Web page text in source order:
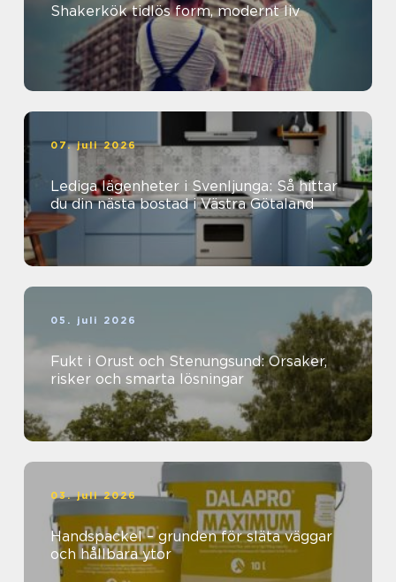
Shakerkök tidlös form, modernt liv
07. juli 2026
Lediga lägenheter i Svenljunga: Så hittar
du din nästa bostad i Västra Götaland
05. juli 2026
Fukt i Orust och Stenungsund: Orsaker,
risker och smarta lösningar
03. juli 2026
Handspackel – grunden för släta väggar
och hållbara ytor